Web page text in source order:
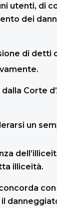
utenti, di
dei
di detti
Corte
un
illiceità.